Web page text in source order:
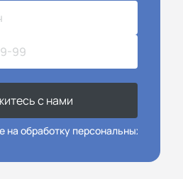
с нами
на обработку персональных